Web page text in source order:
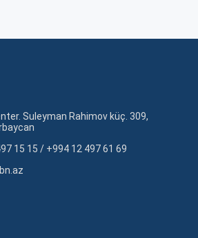
Suleyman Rahimov küç. 309,
15 15 / +994 12 497 61 69